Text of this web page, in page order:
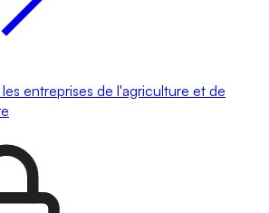
entreprises de l'agriculture et de